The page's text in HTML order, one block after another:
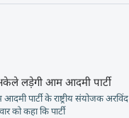
लड़ेगी आम आदमी पार्टी
पार्टी के राष्ट्रीय संयोजक अरविंद
को कहा कि पार्टी